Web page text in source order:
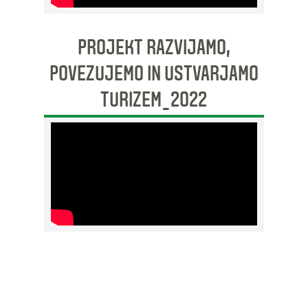
PROJEKT RAZVIJAMO,
POVEZUJEMO IN USTVARJAMO
TURIZEM_2022